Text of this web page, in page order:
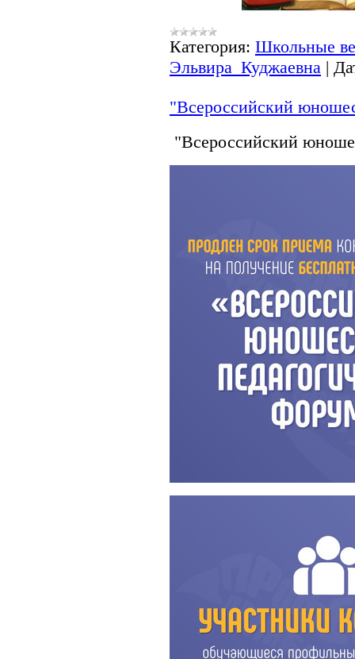
Категория: Школьные
Эльвира_Куджаевна |
"Всероссийский
"Всероссийский